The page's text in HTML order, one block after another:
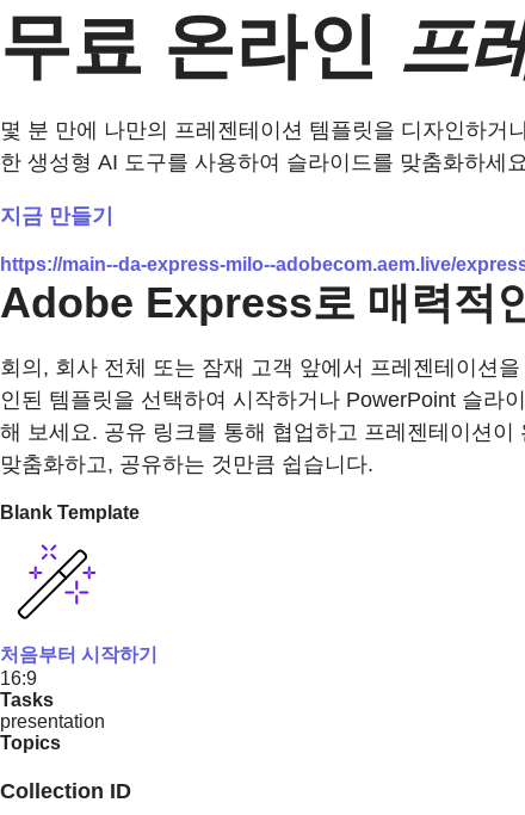
무료 온라인 프
몇 분 만에 나만의 프레젠테이션 템플릿을 디자인하
한 생성형 AI 도구를 사용하여 슬라이드를 맞춤화하세
지금 만들기
https://main--da-express-milo--adobecom.aem.live/
Adobe Express로 매력적
회의, 회사 전체 또는 잠재 고객 앞에서 프레젠테이션
인된 템플릿을 선택하여 시작하거나 PowerPoint 슬라
해 보세요. 공유 링크를 통해 협업하고 프레젠테이션
맞춤화하고, 공유하는 것만큼 쉽습니다.
Blank Template
처음부터 시작하기
16:9
Tasks
presentation
Topics
Collection ID